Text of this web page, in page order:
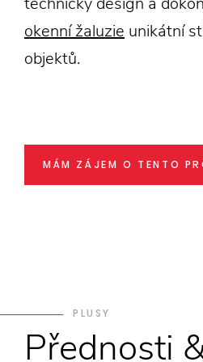
okenní žaluzie unikátní
objektů.
MÁM ZÁJEM O TENTO
PLUSY
Přednosti